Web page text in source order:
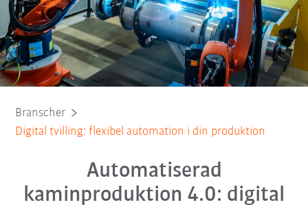
Branscher
Digital tvilling: flexibel automation i din produktion
Automatiserad
kaminproduktion 4.0: digital